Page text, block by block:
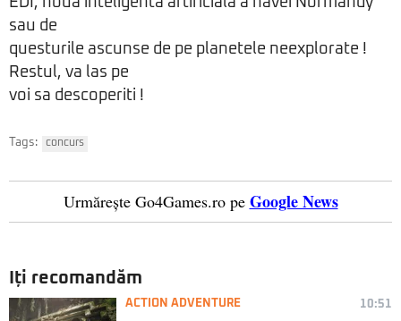
sau de
questurile ascunse de pe planetele neexplorate !
Restul, va las pe
voi sa descoperiti !
Tags: concurs
Urmărește Go4Games.ro pe Google News
Iți recomandăm
ACTION ADVENTURE 10:51